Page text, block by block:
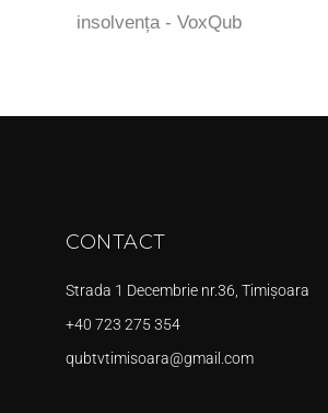
insolvența - VoxQub
CONTACT
Strada 1 Decembrie nr.36, Timișoara
+40 723 275 354
qubtvtimisoara@gmail.com